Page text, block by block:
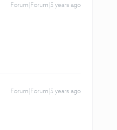
Forum|Forum|5 years ago
Forum|Forum|5 years ago